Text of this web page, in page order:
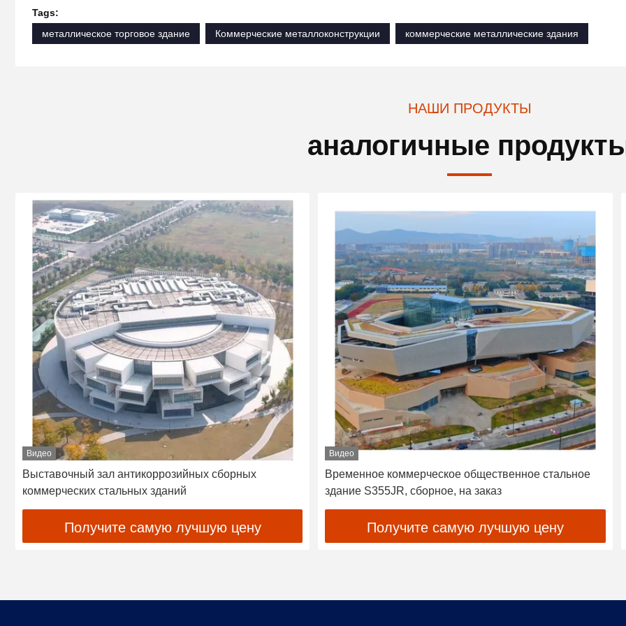
Tags:
металлическое торговое здание
Коммерческие металлоконструкции коммерческие металлические здания
НАШИ ПРОДУКТЫ
аналогичные
Видео
Выставочный зал антикоррозийных сборных
коммерческих стальных зданий
Получите самую лучшую цену
Видео
Временное коммерческое общественное стальное
здание S355JR, сборное, на заказ
Получите самую лучшую цену